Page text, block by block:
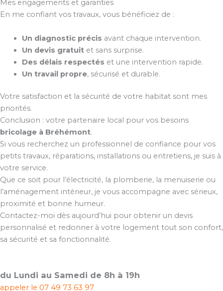
Mes engagements et garanties
En me confiant vos travaux, vous bénéficiez de :
Un diagnostic précis avant chaque intervention.
Un devis gratuitet sans surprise.
Des délais respectés et une intervention rapide.
Un travail propre, sécurisé et durable.
Votre satisfaction et la sécurité de votre habitat sont mes
priorités.
Conclusion : votre partenaire local pour vos besoins
bricolage à Bréhémont.
Si vous recherchez un professionnel de confiance pour vos
petits travaux, réparations, installations ou entretiens, je suis à
votre service.
Que ce soit pour l’électricité, la plomberie, la menuiserie ou
l’aménagement intérieur, je vous accompagne avec sérieux,
proximité et bonne humeur.
Contactez-moi dès aujourd’hui pour obtenir un devis
personnalisé et redonner à votre logement tout son confort,
sa sécurité et sa fonctionnalité.
du Lundi au Samedi de 8h à 19h
appeler le 07 49 73 63 97